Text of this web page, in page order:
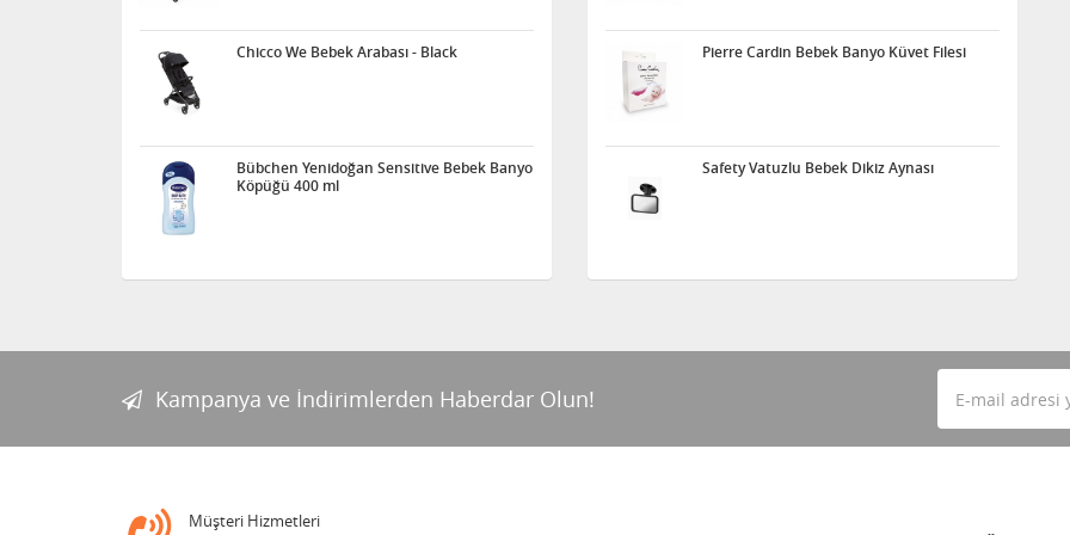
Chicco We Bebek Arabası - Black
Bübchen Yenidoğan Sensitive Bebek Banyo
Köpüğü 400 ml
Pierre Cardin Bebek Banyo Küvet Filesi
Safety Vatuzlu Bebek Dikiz Aynası
Kampanya ve İndirimlerden Haberdar Olun!
Müşteri Hizmetleri